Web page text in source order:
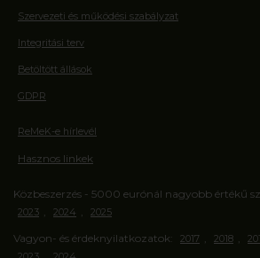
Szervezeti és működési szabályzat
Integritási terv
Betöltött állások
GDPR
ReMeK-e hírlevél
Hasznos linkek
Közbeszerzés - 5000 eurónál nagyobb értékű
2023 , 2024 , 2025
Vagyon- és érdeknyilatkozatok: 2017 , 2018 ,